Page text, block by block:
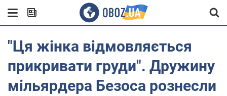
"Ця жінка відмовляється
прикривати груди". Дружину
мільярдера Безоса рознесли